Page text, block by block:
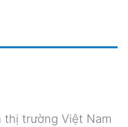
thị trường Việt Nam